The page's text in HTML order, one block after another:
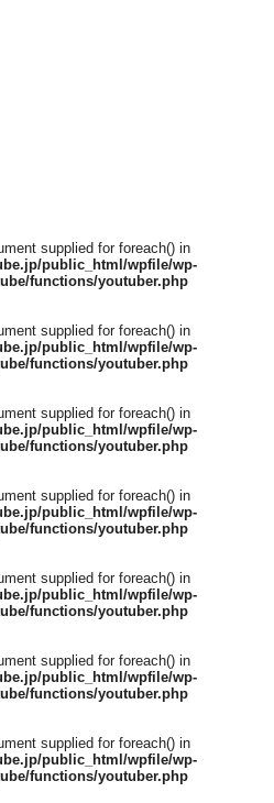
supplied for foreach() in
public_html/wpfile/wp-
functions/youtuber.php
supplied for foreach() in
public_html/wpfile/wp-
functions/youtuber.php
supplied for foreach() in
public_html/wpfile/wp-
functions/youtuber.php
supplied for foreach() in
public_html/wpfile/wp-
functions/youtuber.php
supplied for foreach() in
public_html/wpfile/wp-
functions/youtuber.php
supplied for foreach() in
public_html/wpfile/wp-
functions/youtuber.php
supplied for foreach() in
public_html/wpfile/wp-
functions/youtuber.php